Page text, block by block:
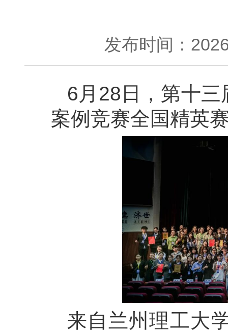
发布时间：
6月28日，第十
案例竞赛全国精英
来自兰州理工大